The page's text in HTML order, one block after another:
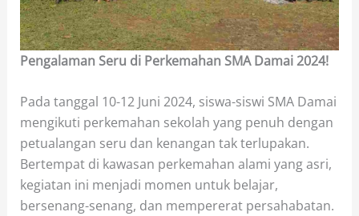
Pengalaman Seru di Perkemahan SMA Damai 2024!
Pada tanggal 10-12 Juni 2024, siswa-siswi SMA Damai
mengikuti perkemahan sekolah yang penuh dengan
petualangan seru dan kenangan tak terlupakan.
Bertempat di kawasan perkemahan alami yang asri,
kegiatan ini menjadi momen untuk belajar,
bersenang-senang, dan mempererat persahabatan.